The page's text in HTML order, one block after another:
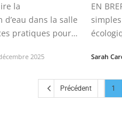
la
d’eau dans la salle
pratiques pour
2025
EN
Sarah
Précédent 1